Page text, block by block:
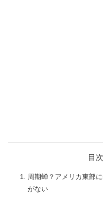
目次
周期蝉？アメリカ東部
がない